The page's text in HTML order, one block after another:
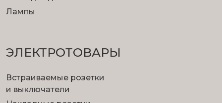
Лампы
ЭЛЕКТРОТОВАРЫ
Встраиваемые розетки
и выключатели